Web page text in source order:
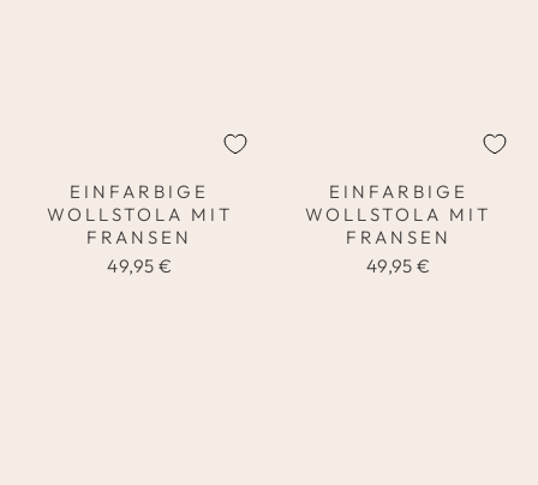
EINFARBIGE
WOLLSTOLA MIT
FRANSEN
49,95 €
EINFARBIGE
WOLLSTOLA MIT
FRANSEN
49,95 €